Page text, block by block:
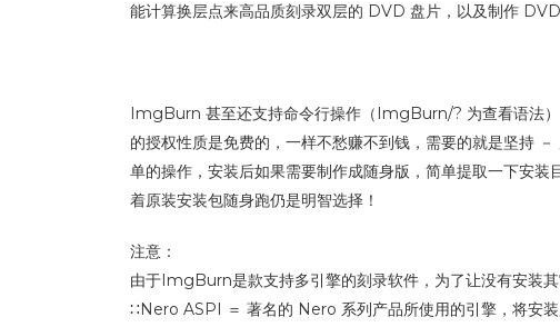
能计算换层点来高品质刻录双层的 DVD 盘片，以及制作
ImgBurn 甚至还支持命令行操作（ImgBurn/? 为查看语法
的授权性质是免费的，一样不愁赚不到钱，需要的就是坚持
单的操作，安装后如果需要制作成随身版，简单提取一下安
着原装安装包随身跑仍是明智选择！
注意：
由于ImgBurn是款支持多引擎的刻录软件，为了让没有安装
∷Nero ASPI ＝ 著名的 Nero 系列产品所使用的引擎，将安